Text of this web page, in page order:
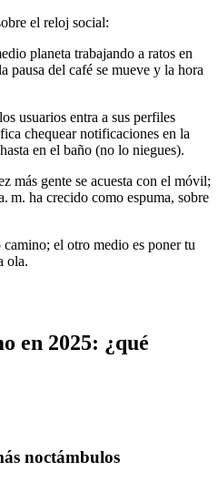
el reloj social:
planeta trabajando a ratos en
pausa del café se mueve y la hora
usuarios entra a sus perfiles
chequear notificaciones en la
en el baño (no lo niegues).
más gente se acuesta con el móvil;
m. ha crecido como espuma, sobre
el otro medio es poner tu
ola.
en 2025: ¿qué
noctámbulos